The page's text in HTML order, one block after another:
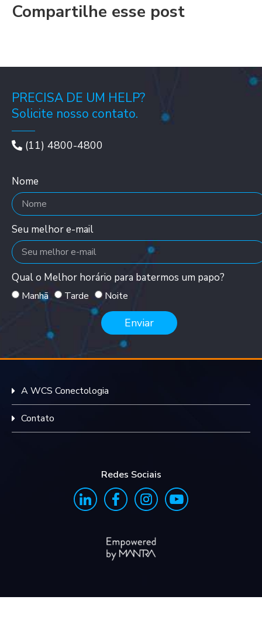
Compartilhe esse post
PRECISA DE UM HELP?
Solicite nosso contato.
(11) 4800-4800
Nome
Seu melhor e-mail
Qual o Melhor horário para batermos um papo?
Manhã Tarde Noite
Enviar
A WCS Conectologia
Contato
Redes Sociais